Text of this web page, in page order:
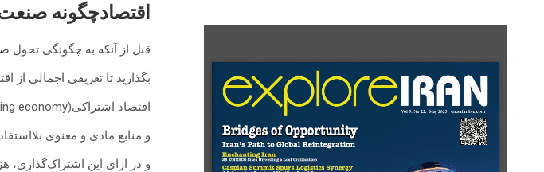
اقتصادچگونه
قبل از آنکه به چگونگی تحول
بگذارید تا تعریفی اجمالی از
اقتصاد اشتراکی(sharing economy) به مفهومی گفته می‌شود که در آن افراد، دارایی‌ها
و منابع مادی و معنوی
و در ازای این اشتراک‌گذاری،